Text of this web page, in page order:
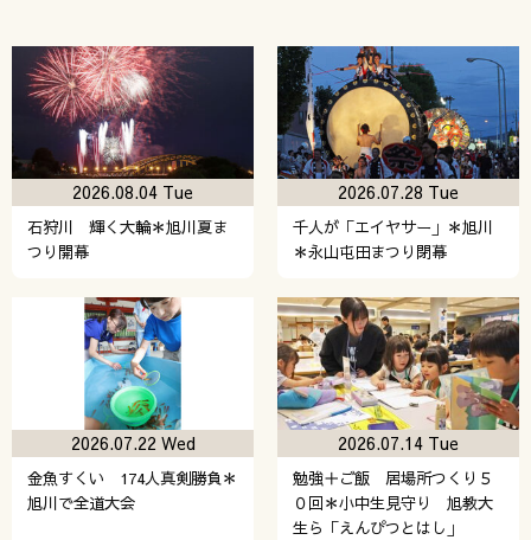
石狩川 輝く大輪＊旭川夏ま
つり開幕
2026.08.04 Tue
千人が「エイヤサー」＊旭川
＊永山屯田まつり閉幕
2026.07.28 Tue
金魚すくい 174人真剣勝負＊
旭川で全道大会
2026.07.22 Wed
勉強＋ご飯 居場所つくり５
０回＊小中生見守り 旭教大
生ら「えんぴつとはし」
2026.07.14 Tue